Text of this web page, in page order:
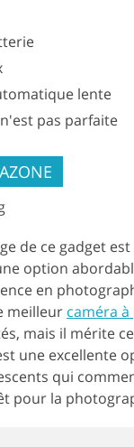
lente
pas parfaite
de ce gadget
option
en
meilleur caméra à
mais il mérite
une excellente
qui
pour la